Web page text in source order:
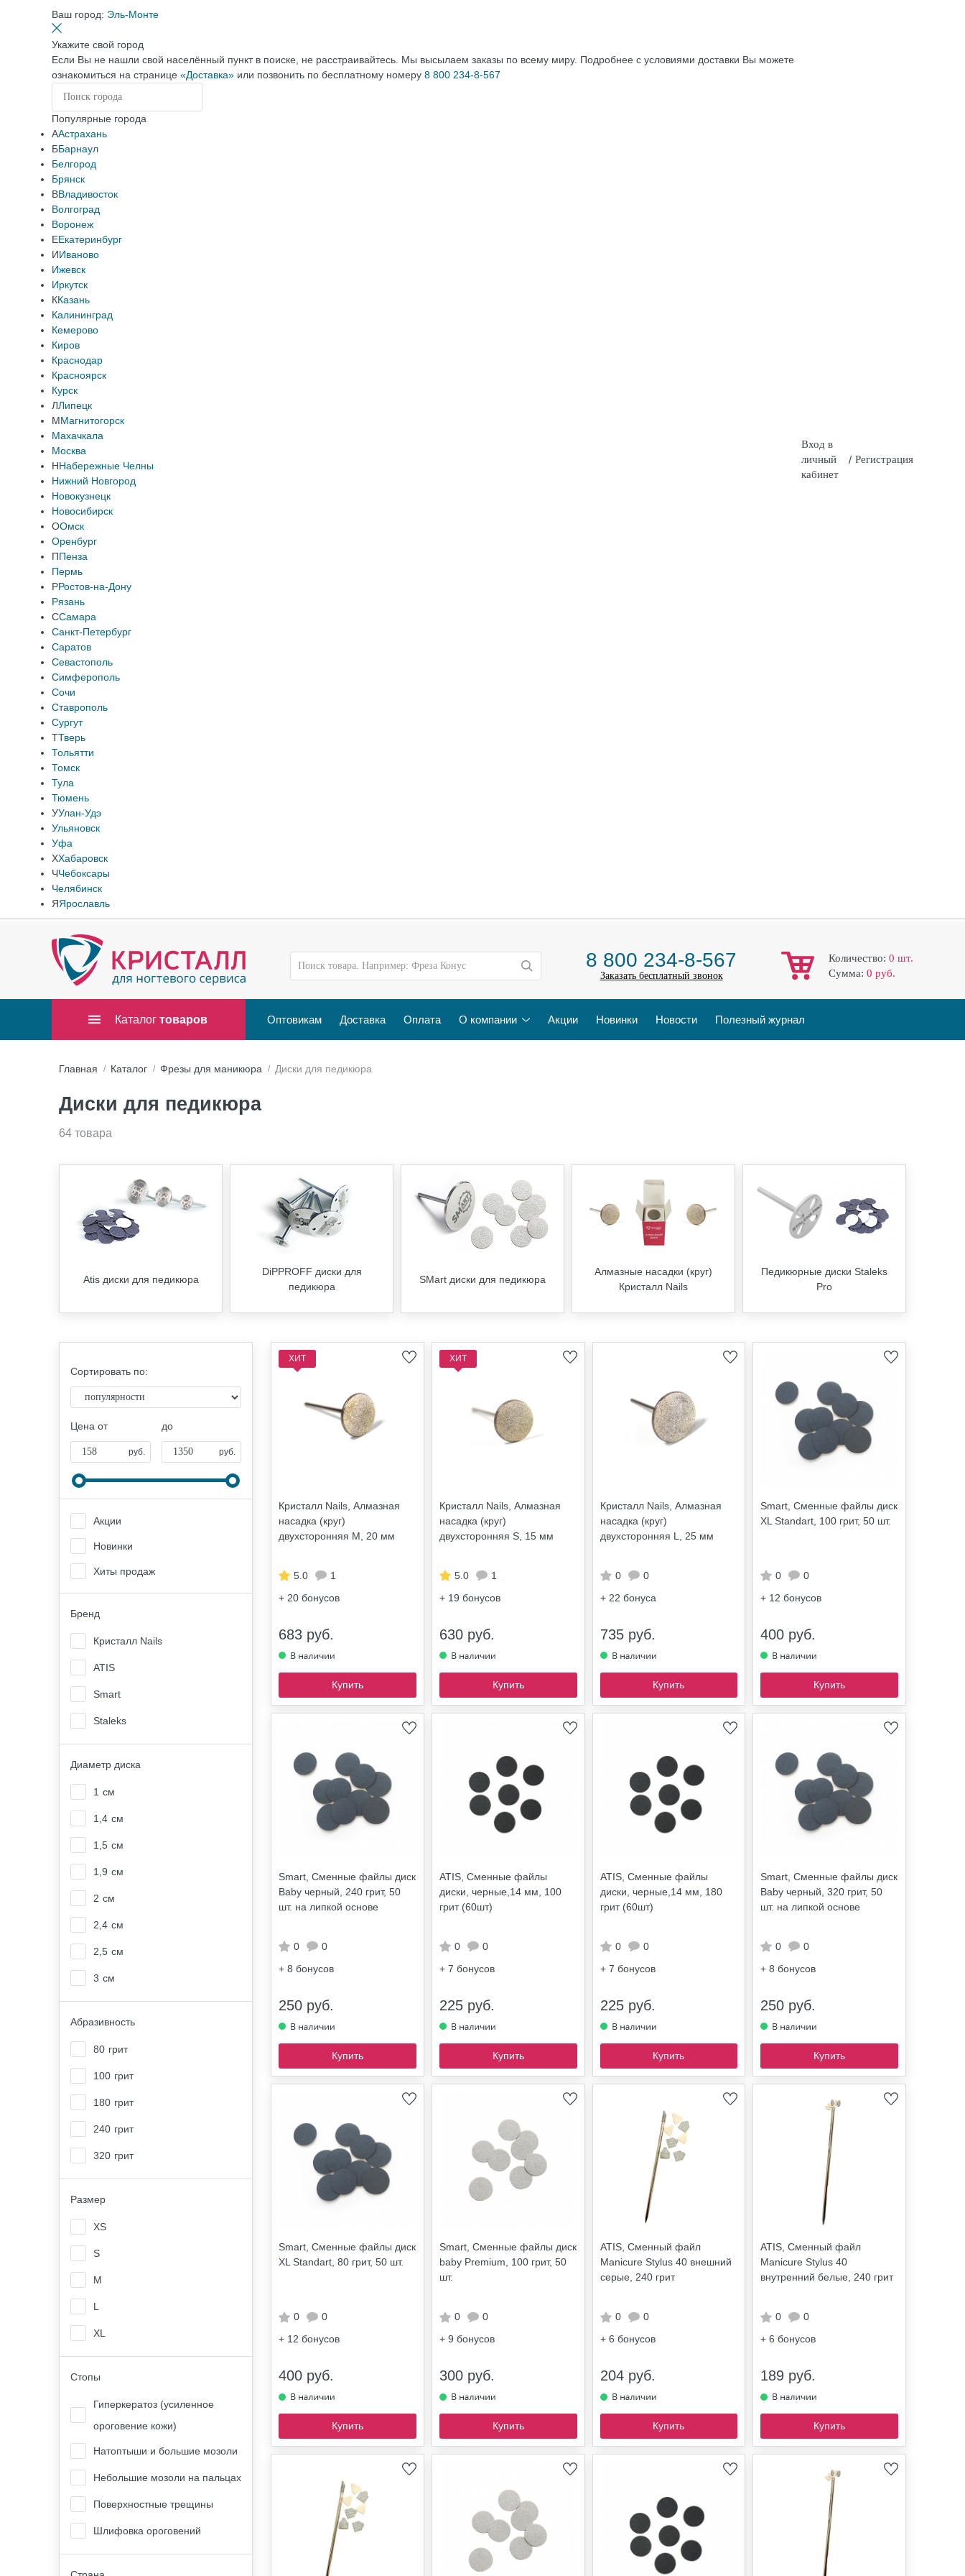
Ваш город: Эль-Монте
Укажите свой город
Если Вы не нашли свой населённый пункт в поиске, не расстраивайтесь. Мы высылаем заказы по всему миру. Подробнее с условиями доставки Вы можете
ознакомиться на странице «Доставка» или позвонить по бесплатному номеру 8 800 234-8-567
Популярные города
ААстрахань
ББарнаул
Белгород
Брянск
ВВладивосток
Волгоград
Воронеж
ЕЕкатеринбург
ИИваново
Ижевск
Иркутск
ККазань
Калининград
Кемерово
Киров
Краснодар
Красноярск
Курск
ЛЛипецк
ММагнитогорск
Махачкала
Москва
ННабережные Челны
Нижний Новгород
Новокузнецк
Новосибирск
ООмск
Оренбург
ППенза
Пермь
РРостов-на-Дону
Рязань
ССамара
Санкт-Петербург
Саратов
Севастополь
Симферополь
Сочи
Ставрополь
Сургут
ТТверь
Тольятти
Томск
Тула
Тюмень
УУлан-Удэ
Ульяновск
Уфа
ХХабаровск
ЧЧебоксары
Челябинск
ЯЯрославль
Вход в
личный
кабинет
/ Регистрация
8 800 234-8-567
Заказать бесплатный звонок
Количество: 0 шт.
Cумма: 0 руб.
Каталог товаров Оптовикам Доставка Оплата О компании Акции Новинки Новости Полезный журнал
Главная Каталог Фрезы для маникюра Диски для педикюра
Диски для педикюра
64 товара
Atis диски для педикюра
DiPPROFF диски для
педикюра
SMart диски для педикюра
Алмазные насадки (круг)
Кристалл Nails
Педикюрные диски Staleks
Pro
Сортировать по:
Цена от
руб.
до
руб.
Акции
Новинки
Хиты продаж
Бренд
Кристалл Nails
ATIS
Smart
Staleks
Диаметр диска
1 см
1,4 см
1,5 см
1,9 см
2 см
2,4 см
2,5 см
3 см
Абразивность
80 грит
100 грит
180 грит
240 грит
320 грит
Размер
XS
S
M
L
XL
Стопы
Гиперкератоз (усиленное
ороговение кожи)
Натоптыши и большие мозоли
Небольшие мозоли на пальцах
Поверхностные трещины
Шлифовка ороговений
ХИТ
Кристалл Nails, Алмазная
насадка (круг)
двухсторонняя M, 20 мм
5.0
1
+ 20 бонусов
683 руб.
Купить
ХИТ
Кристалл Nails, Алмазная
насадка (круг)
двухсторонняя S, 15 мм
5.0
1
+ 19 бонусов
630 руб.
Купить
Кристалл Nails, Алмазная
насадка (круг)
двухсторонняя L, 25 мм
0
0
+ 22 бонуса
735 руб.
Купить
Smart, Сменные файлы диск
XL Standart, 100 грит, 50 шт.
0
0
+ 12 бонусов
400 руб.
Купить
Smart, Сменные файлы диск
Baby черный, 240 грит, 50
шт. на липкой основе
0
0
+ 8 бонусов
250 руб.
Купить
ATIS, Сменные файлы
диски, черные,14 мм, 100
грит (60шт)
0
0
+ 7 бонусов
225 руб.
Купить
ATIS, Сменные файлы
диски, черные,14 мм, 180
грит (60шт)
0
0
+ 7 бонусов
225 руб.
Купить
Smart, Сменные файлы диск
Baby черный, 320 грит, 50
шт. на липкой основе
0
0
+ 8 бонусов
250 руб.
Купить
Smart, Сменные файлы диск
XL Standart, 80 грит, 50 шт.
0
0
+ 12 бонусов
400 руб.
Купить
Smart, Сменные файлы диск
baby Premium, 100 грит, 50
шт.
0
0
+ 9 бонусов
300 руб.
Купить
ATIS, Сменный файл
Manicure Stylus 40 внешний
серые, 240 грит
0
0
+ 6 бонусов
204 руб.
Купить
ATIS, Сменный файл
Manicure Stylus 40
внутренний белые, 240 грит
0
0
+ 6 бонусов
189 руб.
Купить